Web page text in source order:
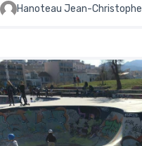
Hanoteau Jean-Christophe